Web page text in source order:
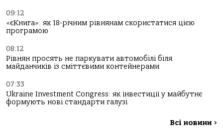
09:12
«єКнига»: як 18-річним рівнянам скористатися цією
програмою
08:12
Рівнян просять не паркувати автомобілі біля
майданчиків із сміттєвими контейнерами
07:33
Ukraine Investment Congress: як інвестиції у майбутнє
формують нові стандарти галузі
Всі новини >